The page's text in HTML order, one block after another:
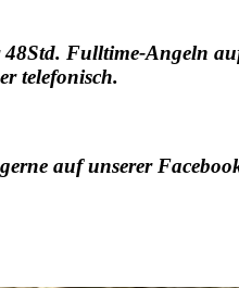
Fulltime-Angeln
telefonisch.
auf unserer